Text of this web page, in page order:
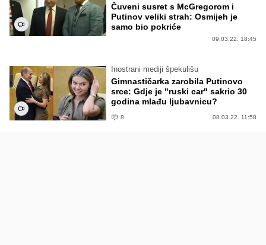
Čuveni susret s McGregorom i
Putinov veliki strah: Osmijeh je
samo bio pokriće
09.03.22. 18:45
Inostrani mediji špekulišu
Gimnastičarka zarobila Putinovo
srce: Gdje je "ruski car" sakrio 30
godina mlađu ljubavnicu?
8 08.03.22. 11:58